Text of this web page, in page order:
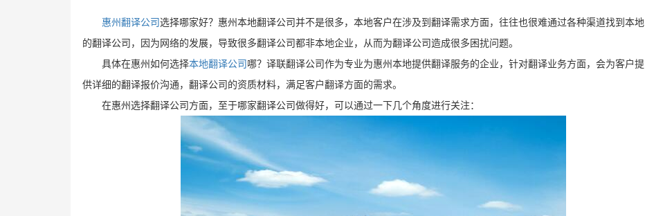
惠州翻译公司 选择哪家好？惠州本地翻译公司并不是很多，本地客户在涉及到翻译需求方面，往往也很难通过各种渠道找到本地
的翻译公司，因为网络的发展，导致很多翻译公司都非本地企业，从而为翻译公司造成很多困扰问题。
具体在惠州如何选择本地翻译公司 哪？译联翻译公司作为专业为惠州本地提供翻译服务的企业，针对翻译业务方面，会为客户提
供详细的翻译报价沟通，翻译公司的资质材料，满足客户翻译方面的需求。
在惠州选择翻译公司方面，至于哪家翻译公司做得好，可以通过一下几个角度进行关注：